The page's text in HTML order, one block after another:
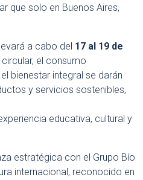
que solo en Buenos Aires,
a cabo del 17 al 19 de
el consumo
bienestar integral se darán
y servicios sostenibles,
educativa, cultural y
estratégica con el Grupo Bío
internacional, reconocido en